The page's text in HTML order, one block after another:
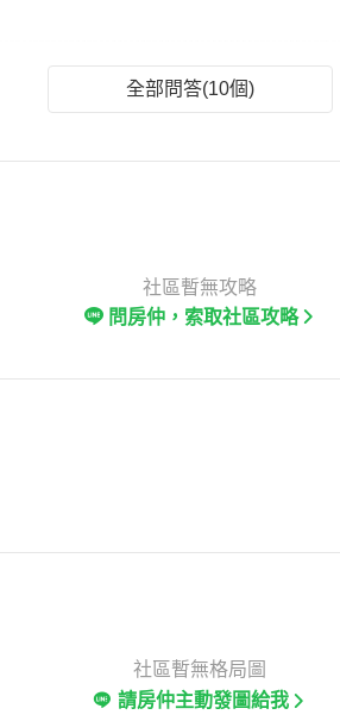
全部問答(10個)
社區暫無攻略
問房仲，索取社區攻略
社區暫無格局圖
請房仲主動發圖給我